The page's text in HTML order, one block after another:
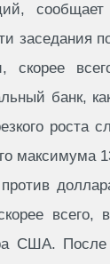
заседания
скорее
банк,
роста
максимума
против
всего,
США. После